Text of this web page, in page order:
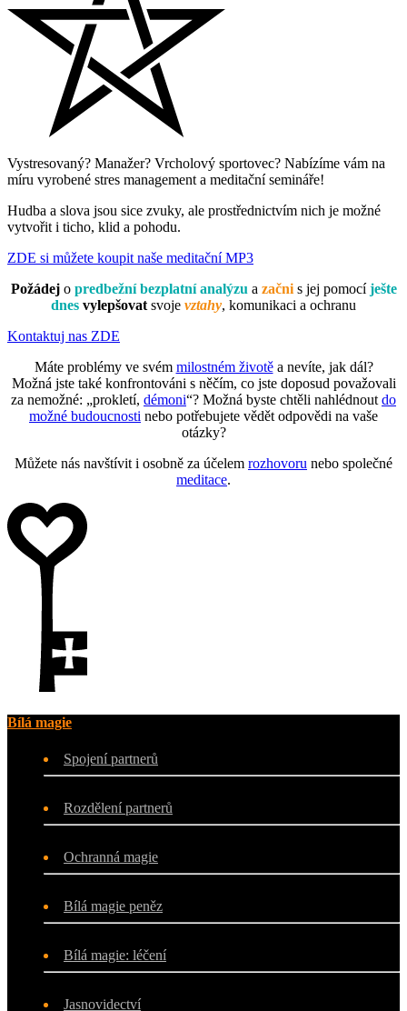
Vystresovaný? Manažer? Vrcholový sportovec? Nabízíme vám na
míru vyrobené stres management a meditační semináře!
Hudba a slova jsou sice zvuky, ale prostřednictvím nich je možné
vytvořit i ticho, klid a pohodu.
ZDE si můžete koupit naše meditační MP3
Požádej o predbežní bezplatní analýzu a začni s jej pomocíješte
dnes vylepšovat svoje vztahy, komunikaci a ochranu
Kontaktuj nas ZDE
Máte problémy ve svém milostném životěa nevíte, jak dál?
Možná jste také konfrontováni s něčím, co jste doposud považovali
za nemožné: „prokletí, démoni“? Možná byste chtěli nahlédnout do
možné budoucnosti nebo potřebujete vědět odpovědi na vaše
otázky?
Můžete nás navštívit i osobně za účelem rozhovoru nebo společné
meditace.
Bílá magie
Spojení partnerů
Rozdělení partnerů
Ochranná magie
Bílá magie peněz
Bílá magie: léčení
Jasnovidectví